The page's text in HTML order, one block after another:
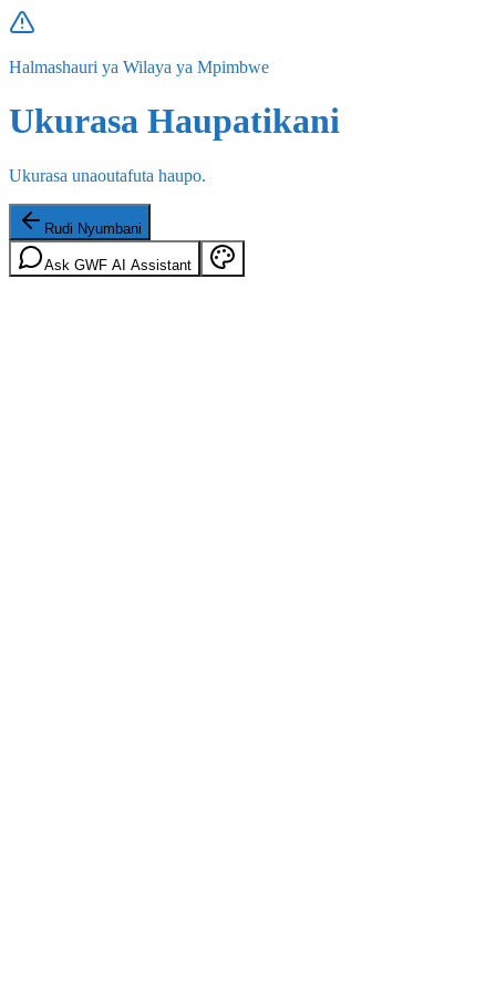
Halmashauri ya Wilaya ya Mpimbwe
Ukurasa Haupatikani
Ukurasa unaoutafuta haupo.
Rudi Nyumbani
Ask GWF AI Assistant